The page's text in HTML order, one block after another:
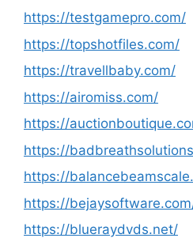
https://testgamepro.com/
https://topshotfiles.com/
https://travellbaby.com/
https://airomiss.com/
https://
https://
https://
https://
https://blueraydvds.net/